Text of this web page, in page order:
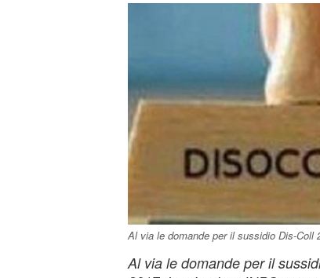
Al via le domande per il sussidio Dis-Coll
Al via le domande per il